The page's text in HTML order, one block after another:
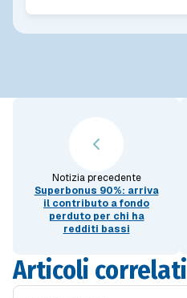
Notizia precedente
Superbonus 90%: arriva
il contributo a fondo
perduto per chi ha
redditi bassi
Articoli correlati